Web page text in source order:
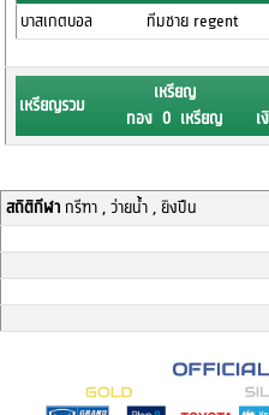
บาสเกตบอล ทีมชาย regent
เหรียญรวม
เหรียญ
ทอง 0 เหรียญ
สถิติกีฬากรีฑา , ว่ายน้ำ , ยิงปืน